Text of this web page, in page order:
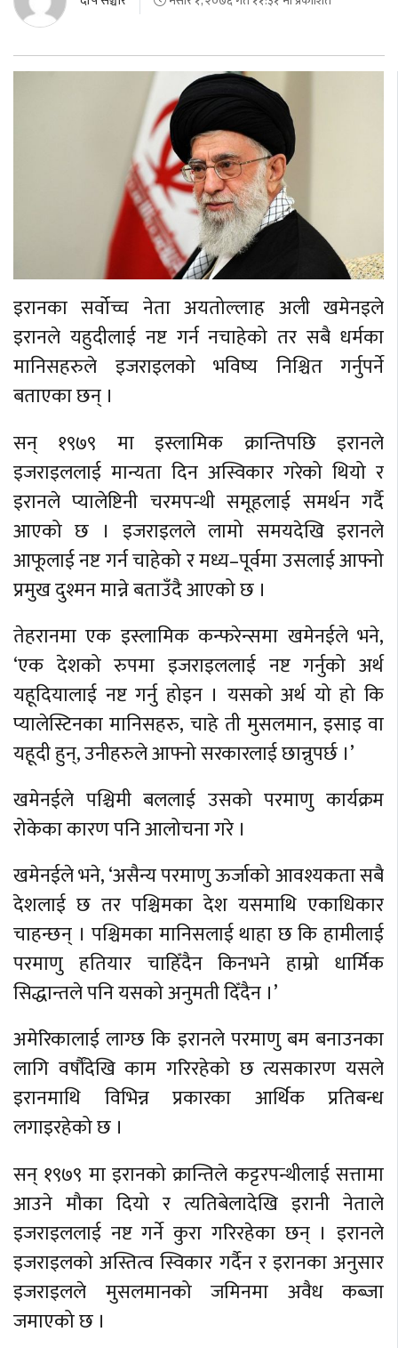
इरानका सर्वोच्च नेता अयतोल्लाह अली खमेनइले
इरानले यहुदीलाई नष्ट गर्न नचाहेको तर सबै धर्मका
मानिसहरुले इजराइलको भविष्य निश्चित गर्नुपर्ने
बताएका छन् ।
सन् १९७९ मा इस्लामिक क्रान्तिपछि इरानले
इजराइललाई मान्यता दिन अस्विकार गरेको थियो र
इरानले प्यालेष्टिनी चरमपन्थी समूहलाई समर्थन गर्दै
आएको छ । इजराइलले लामो समयदेखि इरानले
आफूलाई नष्ट गर्न चाहेको र मध्य–पूर्वमा उसलाई आफ्नो
प्रमुख दुश्मन मान्ने बताउँदै आएको छ ।
तेहरानमा एक इस्लामिक कन्फरेन्समा खमेनईले भने,
‘एक देशको रुपमा इजराइललाई नष्ट गर्नुको अर्थ
यहूदियालाई नष्ट गर्नु होइन । यसको अर्थ यो हो कि
प्यालेस्टिनका मानिसहरु, चाहे ती मुसलमान, इसाइ वा
यहूदी हुन्, उनीहरुले आफ्नो सरकारलाई छान्नुपर्छ ।’
खमेनईले पश्चिमी बललाई उसको परमाणु कार्यक्रम
रोकेका कारण पनि आलोचना गरे ।
खमेनईले भने, ‘असैन्य परमाणु ऊर्जाको आवश्यकता सबै
देशलाई छ तर पश्चिमका देश यसमाथि एकाधिकार
चाहन्छन् । पश्चिमका मानिसलाई थाहा छ कि हामीलाई
परमाणु हतियार चाहिँदैन किनभने हाम्रो धार्मिक
सिद्धान्तले पनि यसको अनुमती दिँदैन ।’
अमेरिकालाई लाग्छ कि इरानले परमाणु बम बनाउनका
लागि वर्षौंदेखि काम गरिरहेको छ त्यसकारण यसले
इरानमाथि विभिन्न प्रकारका आर्थिक प्रतिबन्ध
लगाइरहेको छ ।
सन् १९७९ मा इरानको क्रान्तिले कट्टरपन्थीलाई सत्तामा
आउने मौका दियो र त्यतिबेलादेखि इरानी नेताले
इजराइललाई नष्ट गर्ने कुरा गरिरहेका छन् । इरानले
इजराइलको अस्तित्व स्विकार गर्दैन र इरानका अनुसार
इजराइलले मुसलमानको जमिनमा अवैध कब्जा
जमाएको छ ।